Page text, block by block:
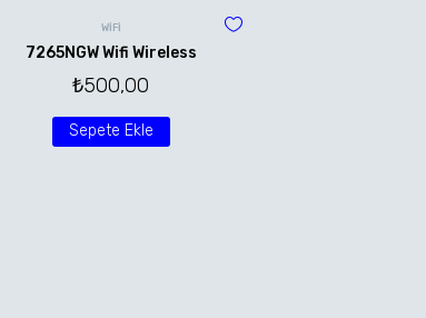
WİFİ
7265NGW Wifi Wireless
₺500,00
Sepete Ekle